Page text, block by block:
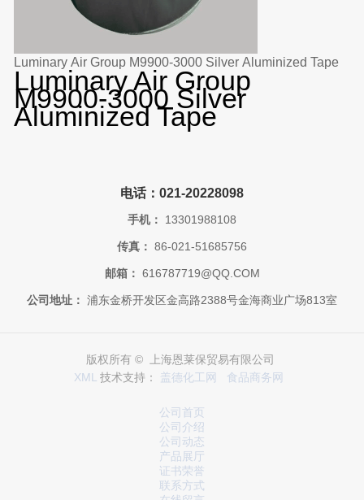
Luminary Air Group M9900-3000 Silver Aluminized Tape
Luminary Air Group
M9900-3000 Silver
Aluminized Tape
电话：021-20228098
手机： 13301988108
传真： 86-021-51685756
邮箱： 616787719@QQ.COM
公司地址： 浦东金桥开发区金高路2388号金海商业广场813室
版权所有 © 上海恩莱保贸易有限公司
XML 技术支持： 盖德化工网 食品商务网
公司首页
公司介绍
公司动态
产品展厅
证书荣誉
联系方式